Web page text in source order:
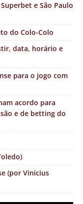
e São Paulo
do Colo-Colo
data, horário e
para o jogo com
acordo para
e de betting do
(por Vinicius